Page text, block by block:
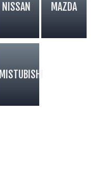
NISSAN MAZDA
MISTUBISHI